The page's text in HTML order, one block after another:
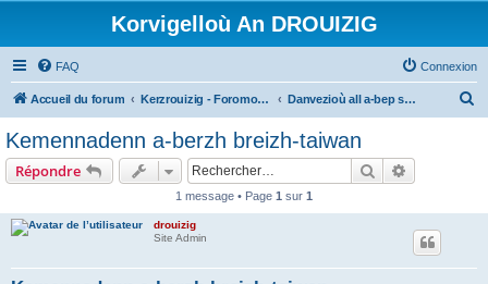
Korvigelloù An DROUIZIG
FAQ Connexion
Accueil du forum Kerzrouizig - Foromoù An Drouizig Danvezioù all a-bep seurt
Kemennadenn a-berzh breizh-taiwan
Répondre Rechercher
1 message • Page 1 sur 1
drouizig
Site Admin